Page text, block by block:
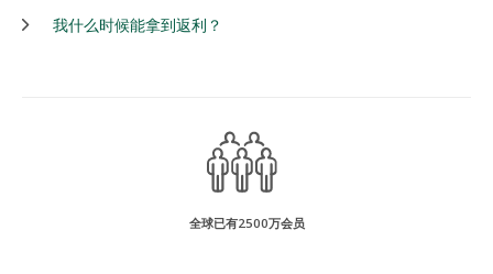
我什么时候能拿到返利？
全球已有2500万会员